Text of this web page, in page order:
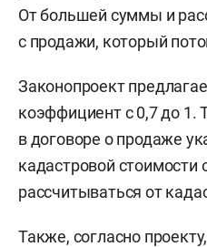
От большей суммы и
с продажи, который
Законопроект
коэффициент с 0,7 до 1.
в договоре о продаже
кадастровой стоимости
рассчитываться от
Также, согласно